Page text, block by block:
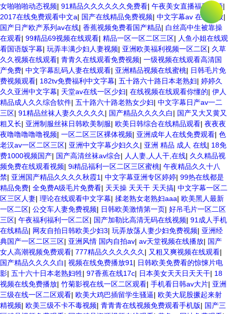
女啪啪啪动态视频| 91精品久久久久久久免费看| 午夜美女直播福利视频|
2017在线免费观看中文a| 国产在线精品免费视频| 中文字幕av 在线播放|
国产日产欧产系列av在线| 香蕉视频免费看国产精品| 白丝高中生被靠操
在观看| 99精品69视频在线观看| 精品一区一区二区三区| 人鱼小姐在线观
看国语版字幕| 玩弄丰满少妇人妻视频| 亚洲欧美福利视频一区二区| 久草
久久视频在线观看| 青青久在线观看免费视频| 一级视频在线观看高清国
产免费| 中文字幕乱码人妻在线观看| 亚洲精品视频在线蜜桃| 日韩毛片免
费视频观看| 182tv免费福利中文字幕| 五十路六十路日本老熟妇| 婷婷久
久久亚洲中文字幕| 天堂av在线一区少妇| 在线视频在线观看你懂的| 伊人
精品成人久久综合软件| 五十路六十路老熟女少妇| 中文字幕日产av一二
三区| 91精品丝袜人妻久久久久久 | 国产精品久久久久白| 国产又大又黄又
粗又长| 亚洲制服丝袜日韩欧美制服| 欧美日韩综合在线精品观看| 夜夜夜
夜噜噜噜噜噜视频| 一区二区三区裸体视频| 亚洲成年人在线免费观看| 色
老汉av一区二区三区| 亚洲中文字幕少妇久久 | 亚洲 精品 成人 在线| 18免
费1000视频国产| 国产高清丝袜av综合| 人人妻,人人干,在线| 久久精品视
频免费在线观看视频| 9i精品福利一区二区三区蜜桃| 午夜精品久久十八
禁| 亚洲国产精品久久久久秋霞1 | 中文字幕亚洲专区婷婷| 99热在线都是
精品免费| 全免费A级毛片免费看| 天天操 天天干 天天搞| 中文字幕一区二
区三区人妻| 理论在线观看中文字幕| 揉老熟女老熟妇aaa| 欧美黑人最新
一区二区| 公交车人妻免费视频| 日韩欧美激情第一页| 好吊毛片一区二区
三区| 午夜福利福利一区二区| 国产加勒比高清无码在线视频| 91成人手机
在线精品| 网友自拍日韩欧美少妇3| 玩弄放荡人妻少妇免费视频| 亚洲经
典国产一区二区三区| 亚洲风情 国内自拍av| av天堂视频在线播放| 国产
女人高潮视频免费观看| 777精品久久久久久久 | 又粗又爽视频在线观看|
国产精品久久久久白| 视频在线免费播放91 | 日韩欧美免费看的惊悚片电
影| 五十六十日本老熟妇牲| 97香蕉在线17c| 日本美女天天日天天干| 18
视频在线免费播放| 竹菊影视在线一区二区观看| 手机看日韩av大片| 亚洲
三级在线一区二区观看| 欧美大鸡巴插留学生骚逼| 欧美大屁股撅起来射
精视频| 欧美三级不卡不毒视频| 青青青在线视频免费观看手机版| 国产三